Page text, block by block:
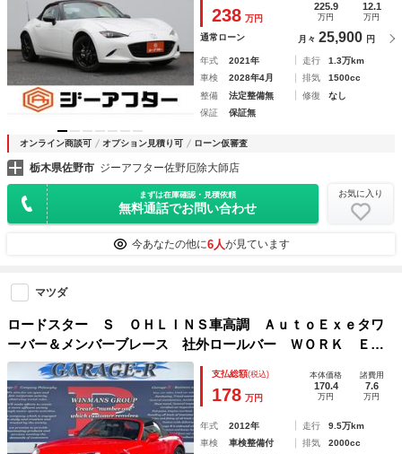
ブレーキサポート オートライト ＬＥＤヘッドライト
238 万円
225.9
万円
12.1
万円
通常ローン 月々 25,900 円
年式 2021年 走行
1.3万km
車検
2028年4月 排気
1500cc
整備
法定整備無 修復
なし
保証
保証無
オンライン商談可 オプション見積り可 ローン仮審査
栃木県佐野市 ジーアフター佐野厄除大師店
まずは在庫確認・見積依頼
無料通話でお問い合わせ
お気に入り
今あなたの他に6人が見ています
マツダ
ロードスター Ｓ ＯＨＬＩＮＳ車高調 ＡｕｔｏＥｘｅタワ
ーバー＆メンバーブレース 社外ロールバー ＷＯＲＫ ＥＭ
ＯＴＩＯＮ １７ＡＷ ＲＥＣＡＲＯシート（Ｄ） Ｐａｎａ
ｓｏｎｉｃナビ カロッツェリアオーディオ
支払総額(税込)
178 万円
本体価格
170.4
万円
諸費用
7.6
万円
年式 2012年 走行
9.5万km
車検
車検整備付 排気
2000cc